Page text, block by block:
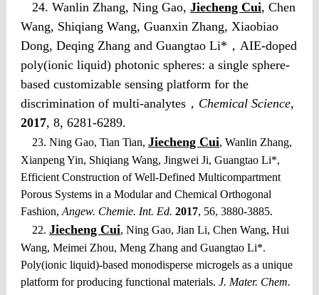
24. Wanlin Zhang, Ning Gao, Jiecheng Cui, Chen
Wang, Shiqiang Wang, Guanxin Zhang, Xiaobiao
Dong, Deqing Zhang and Guangtao Li*，AIE-doped
poly(ionic liquid) photonic spheres: a single sphere-
based customizable sensing platform for the
discrimination of multi-analytes， Chemical Science,
2017, 8, 6281-6289.
23. Ning Gao, Tian Tian, Jiecheng Cui, Wanlin Zhang,
Xianpeng Yin, Shiqiang Wang, Jingwei Ji, Guangtao Li*,
Efficient Construction of Well-Defined Multicompartment
Porous Systems in a Modular and Chemical Orthogonal
Fashion, Angew. Chemie. Int. Ed. 2017, 56, 3880-3885.
22. Jiecheng Cui, Ning Gao, Jian Li, Chen Wang, Hui
Wang, Meimei Zhou, Meng Zhang and Guangtao Li*.
Poly(ionic liquid)-based monodisperse microgels as a unique
platform for producing functional materials. J. Mater. Chem.